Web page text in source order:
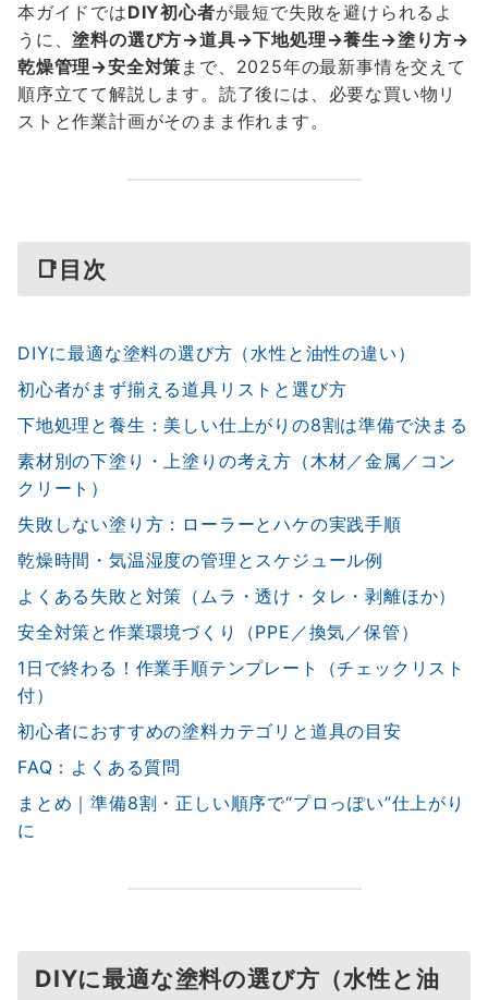
本ガイドではDIY初心者が最短で失敗を避けられるよ
うに、塗料の選び方→道具→下地処理→養生→塗り方→
乾燥管理→安全対策 まで、2025年の最新事情を交えて
順序立てて解説します。読了後には、必要な買い物リ
ストと作業計画がそのまま作れます。
📑目次
DIYに最適な塗料の選び方（水性と油性の違い）
初心者がまず揃える道具リストと選び方
下地処理と養生：美しい仕上がりの8割は準備で決まる
素材別の下塗り・上塗りの考え方（木材／金属／コン
クリート）
失敗しない塗り方：ローラーとハケの実践手順
乾燥時間・気温湿度の管理とスケジュール例
よくある失敗と対策（ムラ・透け・タレ・剥離ほか）
安全対策と作業環境づくり（PPE／換気／保管）
1日で終わる！作業手順テンプレート（チェックリスト
付）
初心者におすすめの塗料カテゴリと道具の目安
FAQ：よくある質問
まとめ｜準備8割・正しい順序で“プロっぽい”仕上がり
に
DIYに最適な塗料の選び方（水性と油